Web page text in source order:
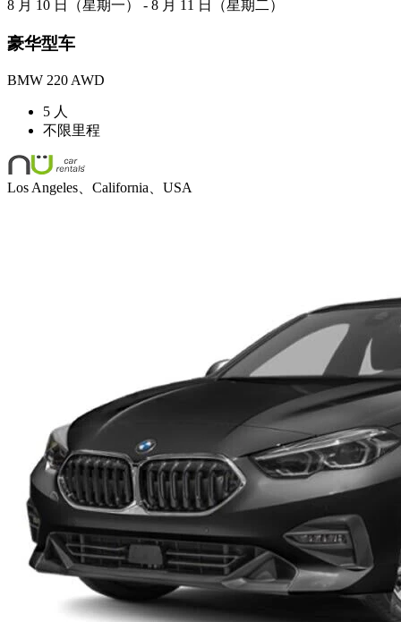
8 月 10 日（星期一） - 8 月 11 日（星期二）
豪华型车
BMW 220 AWD
5 人
不限里程
Los Angeles、California、USA